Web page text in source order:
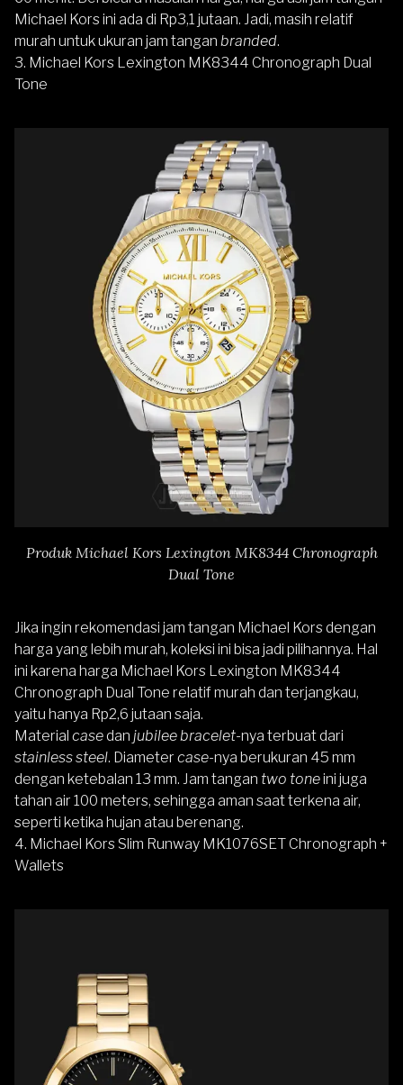
Michael Kors ini ada di Rp3,1 jutaan. Jadi, masih relatif
murah untuk ukuran jam tangan branded.
3. Michael Kors Lexington MK8344 Chronograph Dual
Tone
Produk Michael Kors Lexington MK8344 Chronograph
Dual Tone
Jika ingin rekomendasi jam tangan Michael Kors dengan
harga yang lebih murah, koleksi ini bisa jadi pilihannya. Hal
ini karena harga Michael Kors Lexington MK8344
Chronograph Dual Tone relatif murah dan terjangkau,
yaitu hanya Rp2,6 jutaan saja.
Material casedan jubilee bracelet-nya terbuat dari
stainless steel. Diameter case-nya berukuran 45 mm
dengan ketebalan 13 mm. Jam tangan two toneini juga
tahan air 100 meters, sehingga aman saat terkena air,
seperti ketika hujan atau berenang.
4. Michael Kors Slim Runway MK1076SET Chronograph +
Wallets